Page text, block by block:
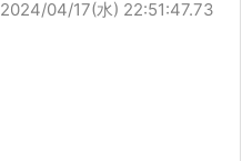
2024/04/17(水) 22:51:47.73